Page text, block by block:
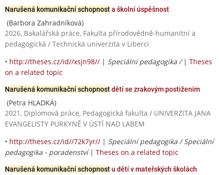
Narušená komunikační schopnosta školní úspěšnost
(Barbora Zahradníková)
2026, Bakalářská práce, Fakulta přírodovědně-humanitní a
pedagogická / Technická univerzita v Liberci
• http://theses.cz/id//xsjn98// | Speciální pedagogika / | Theses
on a related topic
Narušená komunikační schopnostdětí se zrakovým postižením
(Petra HLADKÁ)
2021, Diplomová práce, Pedagogická fakulta / UNIVERZITA JANA
EVANGELISTY PURKYNĚ V ÚSTÍ NAD LABEM
• http://theses.cz/id//72k7yr// | Speciální pedagogika / Speciální
pedagogika - poradenství| Theses on a related topic
Narušená komunikační schopnostu dětí v mateřských školách